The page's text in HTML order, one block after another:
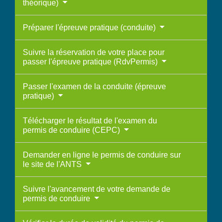
théorique)
Préparer l'épreuve pratique (conduite)
Suivre la réservation de votre place pour
passer l'épreuve pratique (RdvPermis)
Passer l'examen de la conduite (épreuve
pratique)
Télécharger le résultat de l'examen du
permis de conduire (CEPC)
Demander en ligne le permis de conduire sur
le site de l'ANTS
Suivre l'avancement de votre demande de
permis de conduire